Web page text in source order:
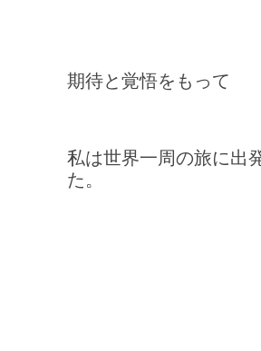
期待と覚悟をもって
私は世界一周の旅に出
た。